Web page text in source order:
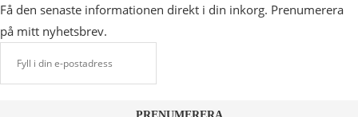
Få den senaste informationen direkt i din inkorg. Prenumerera
på mitt nyhetsbrev.